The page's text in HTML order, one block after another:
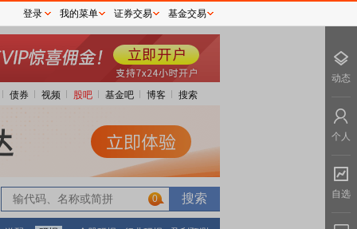
债券 视频 股吧 基金吧 博客 搜索
0
登录 我的菜单 证券交易 基金交易
动态
个人
自选